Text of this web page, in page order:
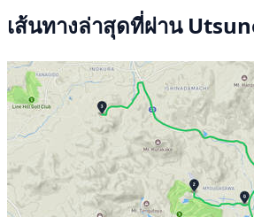
เส้นทางล่าสุดที่ผ่าน